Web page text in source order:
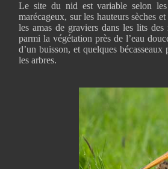
Le site du nid est variable selon
marécageux, sur les hauteurs sèches
les amas de graviers dans les lits
parmi la végétation près de l’eau
d’un buisson, et quelques
les arbres.